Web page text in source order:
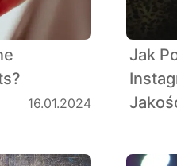
16.01.2024
Jak